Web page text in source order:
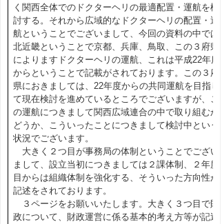
く関西全体でのドクターヘリの最適配置・運航を検
討する。それから広域的なドクターヘリの配置・運
航ということでございまして、今回の資料の中では
北近畿ということで京都、兵庫、鳥取、この３府県
によりますドクターヘリの運航、これは平成22年度
からということで記載がされております。この３府
県におきましては、22年度からの共同運航を目指し
て現在検討を進めているところでございますが、こ
の運航につきまして関西広域連合の中で取り組むか
どうか、こういったことにつきまして検討中という
状況でございます。
大きく２つ目が事務局の体制ということでござい
まして、設立当初につきましては２課体制、２年度
目からは組織体制を強化する、そういった方向性が
記述をされております。
３ページをお願いいたします。大きく３つ目で財
政について、財政運営に係る基本的考え方等が記述